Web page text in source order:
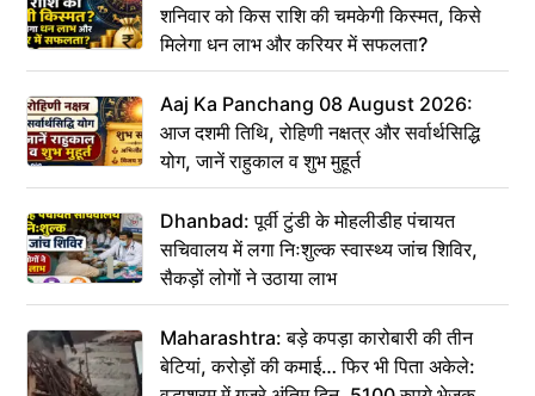
शनिवार को किस राशि की चमकेगी किस्मत, किसे
मिलेगा धन लाभ और करियर में सफलता?
Aaj Ka Panchang 08 August 2026:
आज दशमी तिथि, रोहिणी नक्षत्र और सर्वार्थसिद्धि
योग, जानें राहुकाल व शुभ मुहूर्त
Dhanbad: पूर्वी टुंडी के मोहलीडीह पंचायत
सचिवालय में लगा निःशुल्क स्वास्थ्य जांच शिविर,
सैकड़ों लोगों ने उठाया लाभ
Maharashtra: बड़े कपड़ा कारोबारी की तीन
बेटियां, करोड़ों की कमाई… फिर भी पिता अकेले: